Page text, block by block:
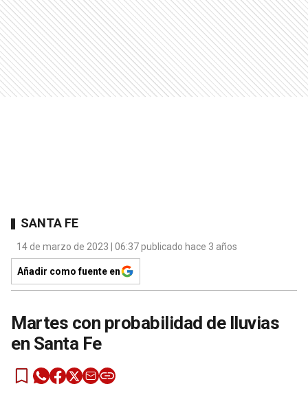
SANTA FE
14 de marzo de 2023 | 06:37 publicado hace 3 años
Añadir como fuente en
Martes con probabilidad de lluvias
en Santa Fe